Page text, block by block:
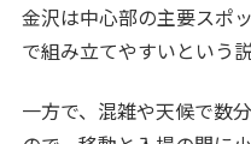
金沢は中心部の主要スポ
で組み立てやすいという
一方で、混雑や天候で数